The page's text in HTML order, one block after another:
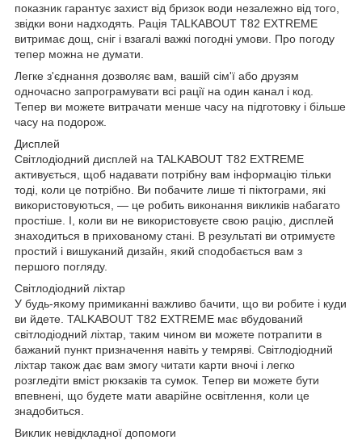
показник гарантує захист від бризок води незалежно від того,
звідки вони надходять. Рація TALKABOUT T82 EXTREME
витримає дощ, сніг і взагалі важкі погодні умови. Про погоду
тепер можна не думати.
Легке з'єднання дозволяє вам, вашій сім'ї або друзям
одночасно запрограмувати всі рації на один канал і код.
Тепер ви можете витрачати менше часу на підготовку і більше
часу на подорож.
Дисплей
Світлодіодний дисплей на TALKABOUT T82 EXTREME
активується, щоб надавати потрібну вам інформацію тільки
тоді, коли це потрібно. Ви побачите лише ті піктограми, які
використовуються, — це робить виконання викликів набагато
простіше. І, коли ви не використовуєте свою рацію, дисплей
знаходиться в прихованому стані. В результаті ви отримуєте
простий і вишуканий дизайн, який сподобається вам з
першого погляду.
Світлодіодний ліхтар
У будь-якому примиканні важливо бачити, що ви робите і куди
ви йдете. TALKABOUT T82 EXTREME має вбудований
світлодіодний ліхтар, таким чином ви можете потрапити в
бажаний пункт призначення навіть у темряві. Світлодіодний
ліхтар також дає вам змогу читати карти вночі і легко
розгледіти вміст рюкзаків та сумок. Тепер ви можете бути
впевнені, що будете мати аварійне освітлення, коли це
знадобиться.
Виклик невідкладної допомоги